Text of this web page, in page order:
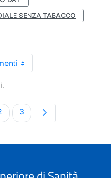
SENZA TABACCO
Pagina
3